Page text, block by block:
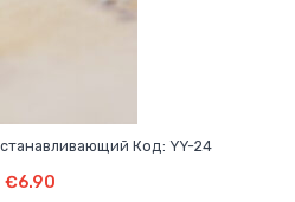
Код: YY-24
€6.90